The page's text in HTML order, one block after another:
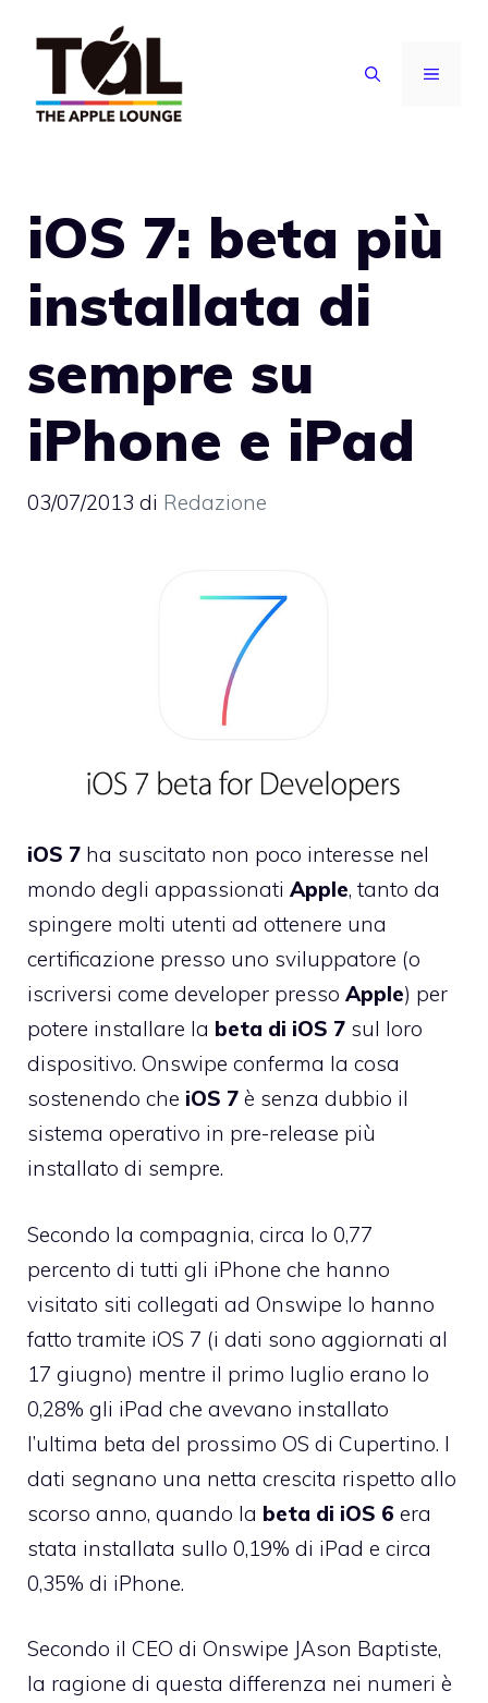
contenuto
MENU
iOS 7: beta più
installata di
sempre su
iPhone e iPad
03/07/2013 di Redazione
iOS 7 ha suscitato non poco interesse nel
mondo degli appassionati Apple, tanto da
spingere molti utenti ad ottenere una
certificazione presso uno sviluppatore (o
iscriversi come developer presso Apple) per
potere installare la beta di iOS 7 sul loro
dispositivo. Onswipe conferma la cosa
sostenendo che iOS 7 è senza dubbio il
sistema operativo in pre-release più
installato di sempre.
Secondo la compagnia, circa lo 0,77
percento di tutti gli iPhone che hanno
visitato siti collegati ad Onswipe lo hanno
fatto tramite iOS 7 (i dati sono aggiornati al
17 giugno) mentre il primo luglio erano lo
0,28% gli iPad che avevano installato
l’ultima beta del prossimo OS di Cupertino. I
dati segnano una netta crescita rispetto allo
scorso anno, quando la beta di iOS 6 era
stata installata sullo 0,19% di iPad e circa
0,35% di iPhone.
Secondo il CEO di Onswipe JAson Baptiste,
la ragione di questa differenza nei numeri è